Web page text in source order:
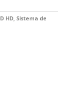
HD, Sistema de